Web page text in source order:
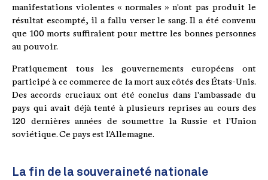
manifestations violentes « normales » n'ont pas produit le
résultat escompté, il a fallu verser le sang. Il a été convenu
que 100 morts suffiraient pour mettre les bonnes personnes
au pouvoir.
Pratiquement tous les gouvernements européens ont
participé à ce commerce de la mort aux côtés des États-Unis.
Des accords cruciaux ont été conclus dans l'ambassade du
pays qui avait déjà tenté à plusieurs reprises au cours des
120 dernières années de soumettre la Russie et l'Union
soviétique. Ce pays est l'Allemagne.
La fin de la souveraineté nationale